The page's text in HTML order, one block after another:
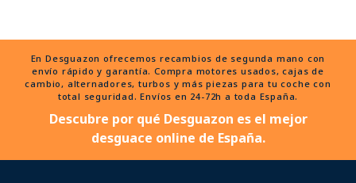
envío rápido y garantía. Compra motores usados, cajas de
cambio, alternadores, turbos y más piezas para tu coche con
total seguridad. Envíos en 24-72h a toda España.
Descubre por qué Desguazon es el mejor
desguace online de España.